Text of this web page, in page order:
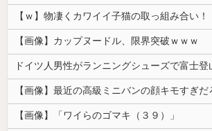
【ｗ】物凄くカワイイ子猫の取っ組み合い！
【画像】カップヌードル、限界突破ｗｗｗ
【画像】最近の高級ミニバンの顔キモすぎだ
【画像】「ワイらのゴマキ（３９）」